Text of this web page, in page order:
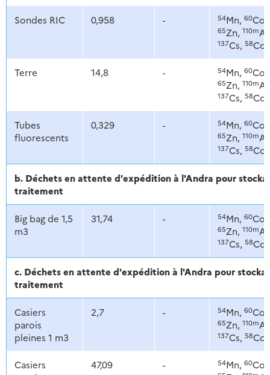
Sondes RIC 0,958 - 54Mn, 60Co,
65Zn, 110m
137Cs, 58Co
Terre 14,8 - 54Mn, 60Co,
65Zn, 110m
137Cs, 58Co
Tubes
fluorescents
0,329 - 54Mn, 60Co,
65Zn, 110m
137Cs, 58Co
b. Déchets en attente d'expédition à l'Andra pour
traitement
Big bag de 1,5
m3
31,74 - 54Mn, 60Co,
65Zn, 110m
137Cs, 58Co
c. Déchets en attente d'expédition à l'Andra pour
traitement
Casiers
parois
pleines 1 m3
2,7 - 54Mn, 60Co,
65Zn, 110m
137Cs, 58Co
Casiers
47,09 - 54Mn, 60Co,